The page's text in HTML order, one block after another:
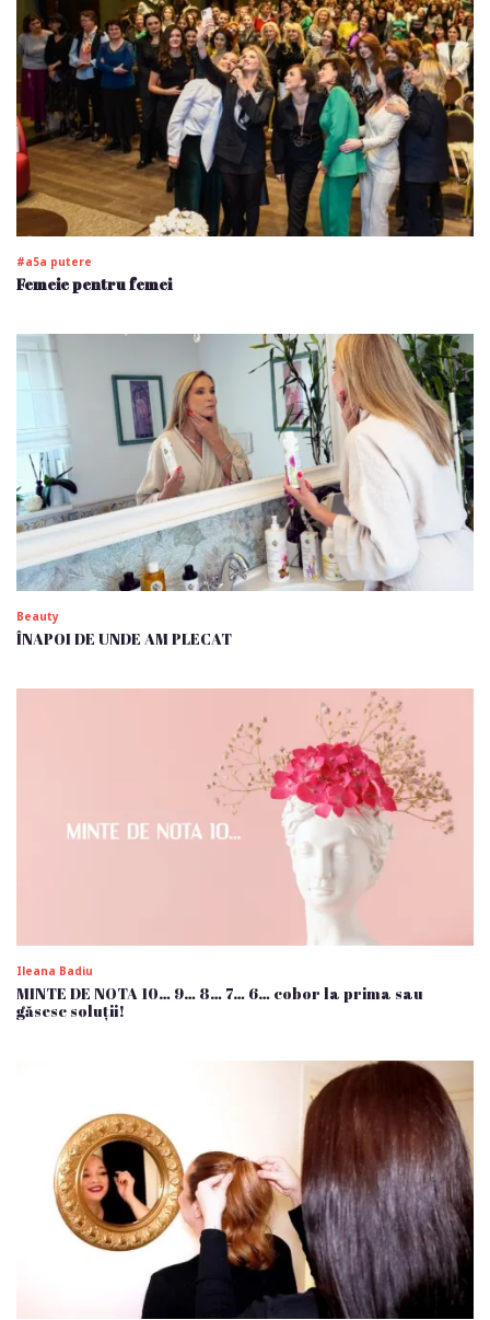
#a5a putere
Femeie pentru femei
Beauty
ÎNAPOI DE UNDE AM PLECAT
Ileana Badiu
MINTE DE NOTA 10… 9… 8… 7… 6… cobor la prima sau
găsesc soluții!